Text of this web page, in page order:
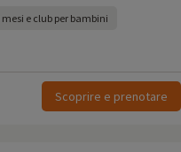
e club per bambini
Scoprire e prenotare